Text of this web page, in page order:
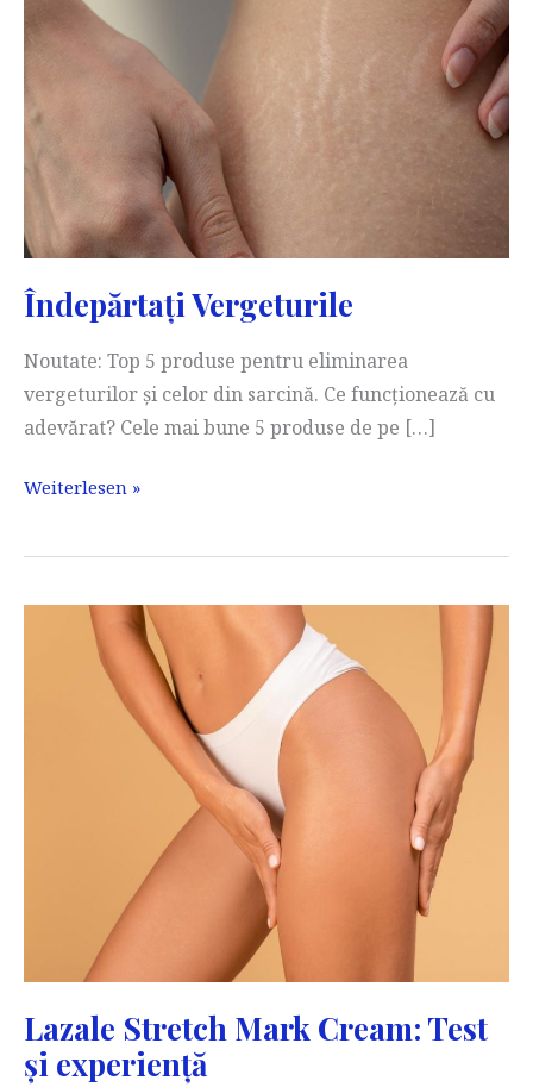
Îndepărtați Vergeturile
Noutate: Top 5 produse pentru eliminarea
vergeturilor și celor din sarcină. Ce funcționează cu
adevărat? Cele mai bune 5 produse de pe […]
Îndepărtați
Weiterlesen »
Lazale Stretch Mark Cream: Test
și experiență